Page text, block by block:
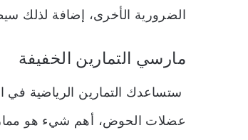
الضرورية الأخرى، إضافة لذلك
مارسي التمارين الخفيفة
ستساعدك التمارين الرياضية
عضلات الحوض، أهم شيء هو